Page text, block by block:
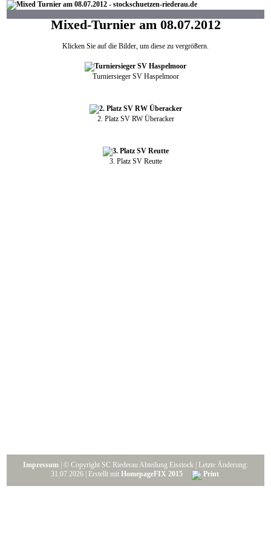
Mixed-Turnier am 08.07.2012
Klicken Sie auf die Bilder, um diese zu vergrößern.
Turniersieger SV Haspelmoor
2. Platz SV RW Überacker
3. Platz SV Reutte
Impressum | © Copyright SC Riederau Abteilung Eisstock | Letzte Änderung:
31.07.2026 | Erstellt mit HomepageFIX 2015 Print